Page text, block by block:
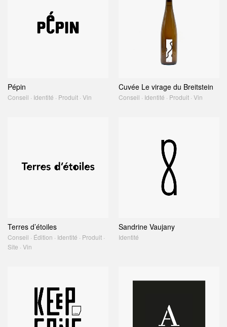
Pépin
Conseil · Identité · Produit · Vin
Cuvée Le virage du Breitstein
Conseil · Identité · Produit · Vin
Terres d’étoiles
Conseil · Édition · Identité · Produit ·
Site · Vin
Sandrine Vaujany
Identité